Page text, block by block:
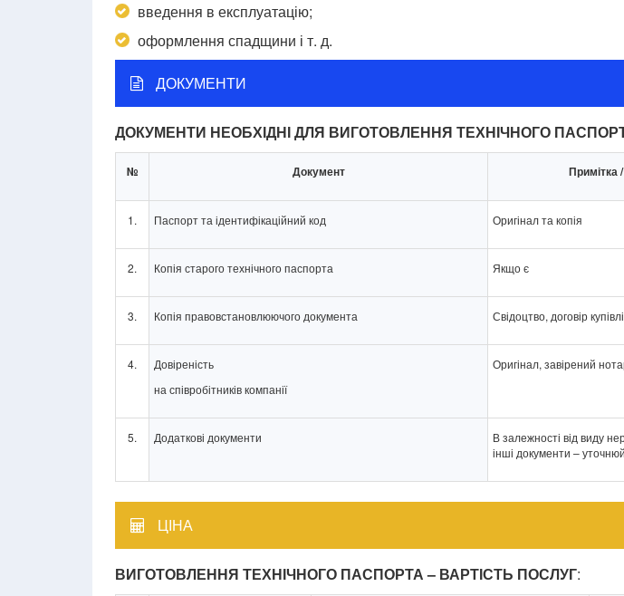
введення в експлуатацію;
оформлення спадщини і т. д.
ДОКУМЕНТИ
ДОКУМЕНТИ НЕОБХІДНІ ДЛЯ ВИГОТОВЛЕННЯ ТЕХНІЧНОГО
№ Документ Примітка
1. Паспорт та ідентифікаційний код Оригінал та копія
2. Копія старого технічного паспорта Якщо є
3. Копія правовстановлюючого документа Свідоцтво, договір
4.
Довіреність
на співробітників компанії
Оригінал, завірений
5. Додаткові документи
В залежності від виду
інші документи –
ЦІНА
ВИГОТОВЛЕННЯ ТЕХНІЧНОГО ПАСПОРТА – ВАРТІСТЬ ПОСЛУГ: